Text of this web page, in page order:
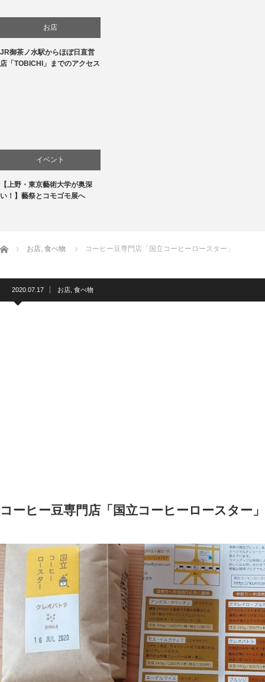
お店
JR御茶ノ水駅からほぼ日直営
店「TOBICHI」までのアクセス
イベント
お店
文化
【上野・東京藝術大学が奥深
い！】藝祭とコモゴモ展へ
ホーム お店, 食べ物 コーヒー豆専門店「国立コーヒーロースター」
2020.07.17 お店 食べ物
コーヒー豆専門店「国立コーヒーロースター」